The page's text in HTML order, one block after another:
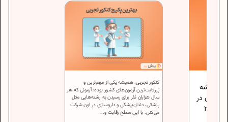
میشه
در
هر دقیقه می‌تونن بخونن، حدودا 200 تا 250
کنکور تجربی، همیشه یکی از مهم‌ترین و
پُررقابت‌ترین آزمون‌های کشور بوده؛ آزمونی که هر
سال هزاران نفر برای رسیدن به رشته‌هایی مثل
پزشکی، دندان‌پزشکی و داروسازی در اون شرکت
می‌کنن. با این سطح رقابت و...